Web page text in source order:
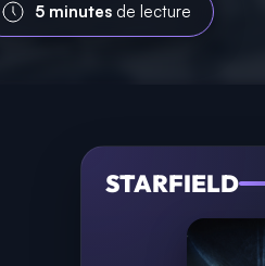
5 minutes de lecture
STARFIELD